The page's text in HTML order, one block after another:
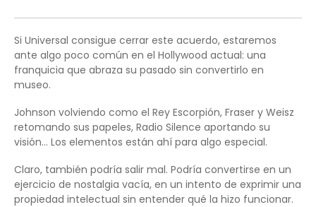
Si Universal consigue cerrar este acuerdo, estaremos
ante algo poco común en el Hollywood actual: una
franquicia que abraza su pasado sin convertirlo en
museo.
Johnson volviendo como el Rey Escorpión, Fraser y Weisz
retomando sus papeles, Radio Silence aportando su
visión… Los elementos están ahí para algo especial.
Claro, también podría salir mal. Podría convertirse en un
ejercicio de nostalgia vacía, en un intento de exprimir una
propiedad intelectual sin entender qué la hizo funcionar.